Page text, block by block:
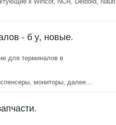
- б у, новые.
для терминалов в
мониторы,далее...